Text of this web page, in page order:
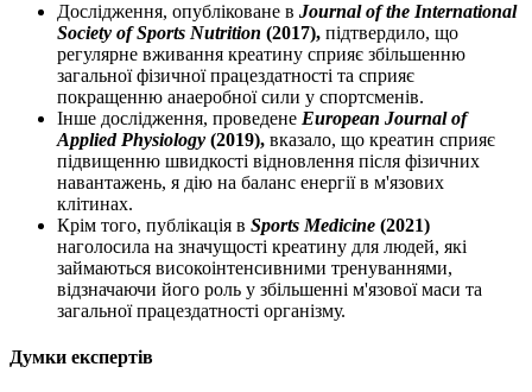
Дослідження, опубліковане в Journal of the International
Society of Sports Nutrition (2017), підтвердило, що
регулярне вживання креатину сприяє збільшенню
загальної фізичної працездатності та сприяє
покращенню анаеробної сили у спортсменів.
Інше дослідження, проведене European Journal of
Applied Physiology (2019), вказало, що креатин сприяє
підвищенню швидкості відновлення після фізичних
навантажень, я дію на баланс енергії в м'язових
клітинах.
Крім того, публікація в Sports Medicine (2021)
наголосила на значущості креатину для людей, які
займаються високоінтенсивними тренуваннями,
відзначаючи його роль у збільшенні м'язової маси та
загальної працездатності організму.
Думки експертів